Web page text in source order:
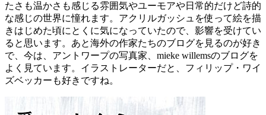
たさも温かさも感じる雰囲気やユーモアや日常的だけど詩的
な感じの世界に憧れます。アクリルガッシュを使って絵を描
きはじめた頃にとくに気になっていたので、影響を受けてい
ると思います。あと海外の作家たちのブログを見るのが好き
で、今は、アントワープの写真家、mieke willemsのブログを
よく見ています。イラストレーターだと、フィリップ・ワイ
ズベッカーも好きですね。